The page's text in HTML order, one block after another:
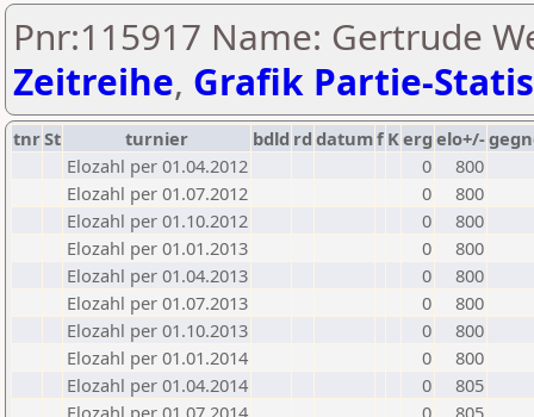
Pnr:115917 Name: Gertrude
Zeitreihe, Grafik Partie-
tnrSt turnier bdld rd datumf Kerg elo+/-
Elozahl per 01.04.2012
0
800
Elozahl per 01.07.2012
0
800
Elozahl per 01.10.2012
0
800
Elozahl per 01.01.2013
0
800
Elozahl per 01.04.2013
0
800
Elozahl per 01.07.2013
0
800
Elozahl per 01.10.2013
0
800
Elozahl per 01.01.2014
0
800
Elozahl per 01.04.2014
0
805
Elozahl per 01.07.2014
0
805